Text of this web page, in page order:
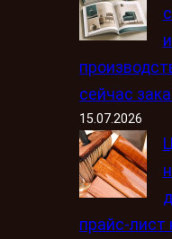
сейчас
15.07.2026
прайс-лист